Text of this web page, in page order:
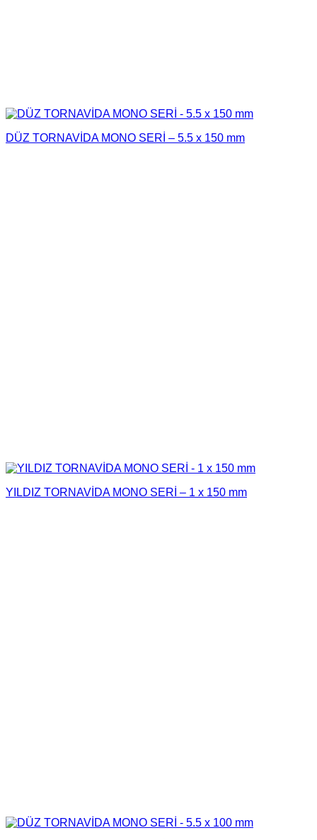
DÜZ TORNAVİDA MONO SERİ – 5.5 x 150 mm
YILDIZ TORNAVİDA MONO SERİ – 1 x 150 mm